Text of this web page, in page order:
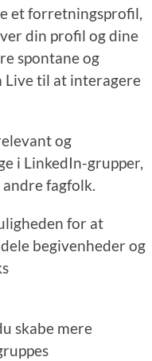
et forretningsprofil,
din profil og dine
spontane og
Live til at interagere
og
i LinkedIn-grupper,
fagfolk.
for at
begivenheder og
skabe mere